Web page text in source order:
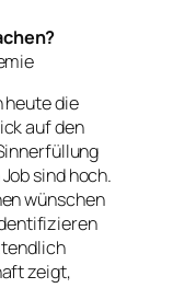
heute die
auf den
sind hoch.
wünschen
zeigt,